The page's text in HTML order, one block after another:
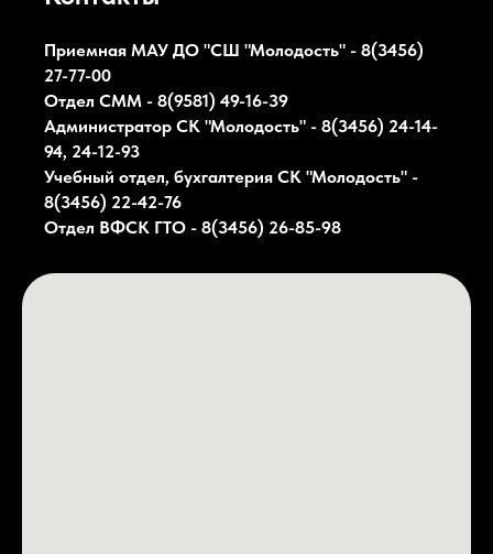
Приемная МАУ ДО "СШ "Молодость" - 8(3456)
27-77-00
Отдел СММ - 8(9581) 49-16-39
Администратор СК "Молодость" - 8(3456) 24-14-
94, 24-12-93
Учебный отдел, бухгалтерия СК "Молодость" -
8(3456) 22-42-76
Отдел ВФСК ГТО - 8(3456) 26-85-98